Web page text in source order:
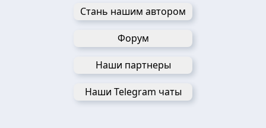
Стань нашим автором
Форум
Наши партнеры
Наши Telegram чаты